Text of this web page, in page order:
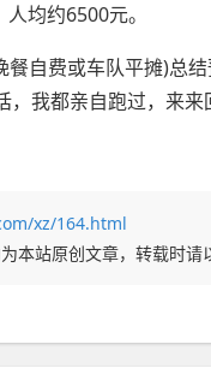
均约6500元。
自费或车队平摊)总
我都亲自跑过，来来
xz/164.html
本站原创文章，转载时请